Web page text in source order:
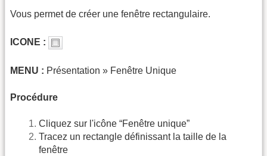
Vous permet de créer une fenêtre rectangulaire.
ICONE :
MENU : Présentation » Fenêtre Unique
Procédure
Cliquez sur l'icône “Fenêtre unique”
Tracez un rectangle définissant la taille de la
fenêtre